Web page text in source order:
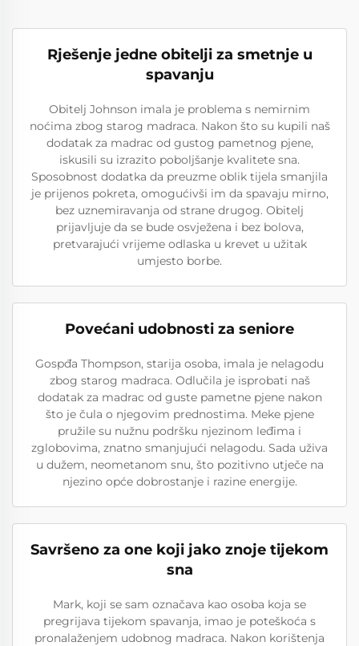
Rješenje jedne obitelji za smetnje u
spavanju
Obitelj Johnson imala je problema s nemirnim
noćima zbog starog madraca. Nakon što su kupili naš
dodatak za madrac od gustog pametnog pjene,
iskusili su izrazito poboljšanje kvalitete sna.
Sposobnost dodatka da preuzme oblik tijela smanjila
je prijenos pokreta, omogućivši im da spavaju mirno,
bez uznemiravanja od strane drugog. Obitelj
prijavljuje da se bude osvježena i bez bolova,
pretvarajući vrijeme odlaska u krevet u užitak
umjesto borbe.
Povećani udobnosti za seniore
Gospđa Thompson, starija osoba, imala je nelagodu
zbog starog madraca. Odlučila je isprobati naš
dodatak za madrac od guste pametne pjene nakon
što je čula o njegovim prednostima. Meke pjene
pružile su nužnu podršku njezinom leđima i
zglobovima, znatno smanjujući nelagodu. Sada uživa
u dužem, neometanom snu, što pozitivno utječe na
njezino opće dobrostanje i razine energije.
Savršeno za one koji jako znoje tijekom
sna
Mark, koji se sam označava kao osoba koja se
pregrijava tijekom spavanja, imao je poteškoća s
pronalaženjem udobnog madraca. Nakon korištenja